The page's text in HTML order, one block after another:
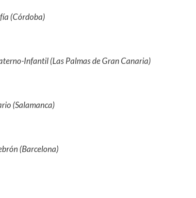
(Córdoba)
Infantil (Las Palmas de Gran Canaria)
(Salamanca)
(Barcelona)